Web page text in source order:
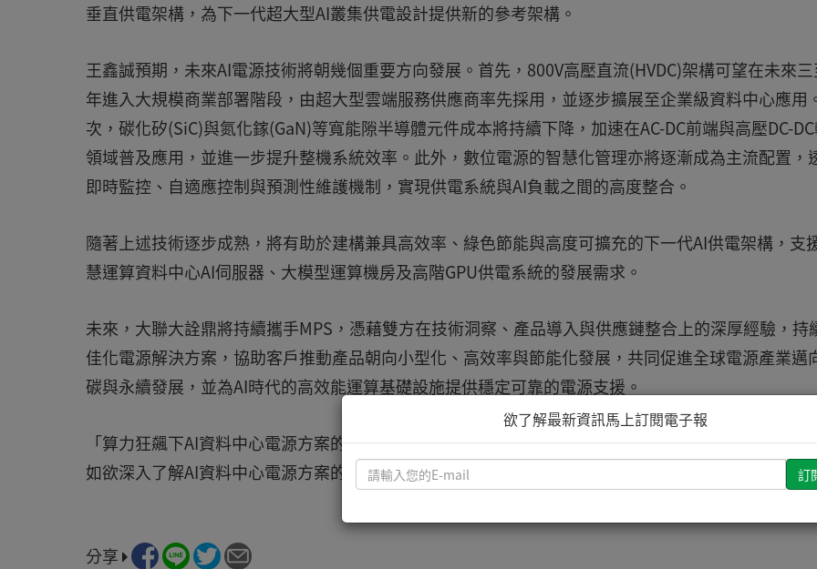
垂直供電架構，為下一代超大型AI叢集供電設計提供新的參考架構。
王鑫誠預期，未來AI電源技術將朝幾個重要方向發展。首先，800V高壓直流(HVDC)架構可望在未來
年進入大規模商業部署階段，由超大型雲端服務供應商率先採用，並逐步擴展至企業級資料中心應用
次，碳化矽(SiC)與氮化鎵(GaN)等寬能隙半導體元件成本將持續下降，加速在AC-DC前端與高壓DC-
領域普及應用，並進一步提升整機系統效率。此外，數位電源的智慧化管理亦將逐漸成為主流配置，
即時監控、自適應控制與預測性維護機制，實現供電系統與AI負載之間的高度整合。
隨著上述技術逐步成熟，將有助於建構兼具高效率、綠色節能與高度可擴充的下一代AI供電架構，支
慧運算資料中心AI伺服器、大模型運算機房及高階GPU供電系統的發展需求。
未來，大聯大詮鼎將持續攜手MPS，憑藉雙方在技術洞察、產品導入與供應鏈整合上的深厚經驗，持
佳化電源解決方案，協助客戶推動產品朝向小型化、高效率與節能化發展，共同促進全球電源產業邁
碳與永續發展，並為AI時代的高效能運算基礎設施提供穩定可靠的電源支援。
「算力狂飆下AI資料中心電源方案的革新與未來」線上研討會透過大聯大旗下「詮鼎大大芯」平台直
如欲深入了解AI資料中心電源方案的創新與未來，歡迎透過「詮鼎大大芯」平台隨時回看精彩內容。
分享
欲了解最新資訊馬上訂閱電子報
輸
您